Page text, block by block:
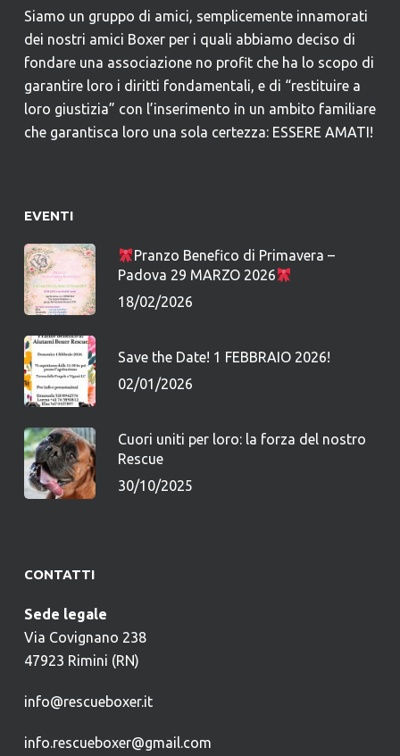
Siamo un gruppo di amici, semplicemente innamorati
dei nostri amici Boxer per i quali abbiamo deciso di
fondare una associazione no profit che ha lo scopo di
garantire loro i diritti fondamentali, e di “restituire a
loro giustizia” con l’inserimento in un ambito familiare
che garantisca loro una sola certezza: ESSERE AMATI!
EVENTI
Pranzo Benefico di Primavera –
Padova 29 MARZO 2026
18/02/2026
Save the Date! 1 FEBBRAIO 2026!
02/01/2026
Cuori uniti per loro: la forza del nostro
Rescue
30/10/2025
CONTATTI
Sede legale
Via Covignano 238
47923 Rimini (RN)
info@rescueboxer.it
info.rescueboxer@gmail.com